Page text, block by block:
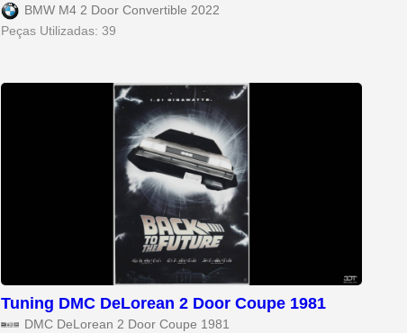
BMW M4 2 Door Convertible 2022
Peças Utilizadas: 39
Tuning DMC DeLorean 2 Door Coupe 1981
DMC DeLorean 2 Door Coupe 1981